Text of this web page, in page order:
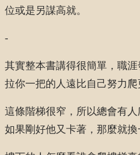
位或是另謀高就。
-
其實整本書講得很簡單，職
拉你一把的人遠比自己努力爬
這條階梯很窄，所以總會有
如果剛好他又卡著，那麼就換